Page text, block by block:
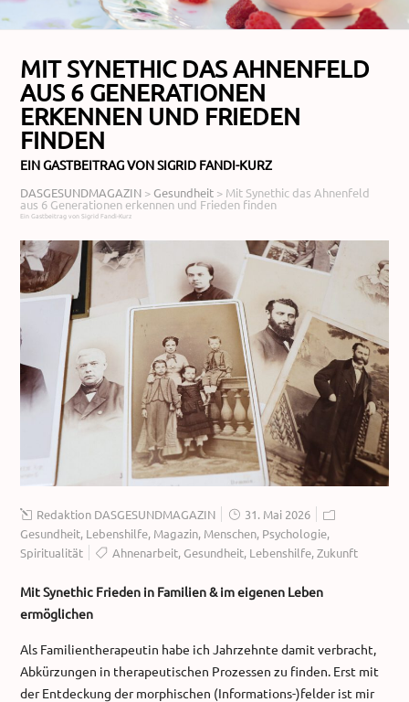
MIT SYNETHIC DAS AHNENFELD
AUS 6 GENERATIONEN
ERKENNEN UND FRIEDEN
FINDEN
EIN GASTBEITRAG VON SIGRID FANDI-KURZ
DASGESUNDMAGAZIN >Gesundheit > Mit Synethic das Ahnenfeld
aus 6 Generationen erkennen und Frieden finden
Ein Gastbeitrag von Sigrid Fandi-Kurz
Redaktion DASGESUNDMAGAZIN
31. Mai 2026
Gesundheit, Lebenshilfe, Magazin, Menschen, Psychologie,
Spiritualität
Ahnenarbeit,Gesundheit, Lebenshilfe,Zukunft
Mit Synethic Frieden in Familien & im eigenen Leben
ermöglichen
Als Familientherapeutin habe ich Jahrzehnte damit verbracht,
Abkürzungen in therapeutischen Prozessen zu finden. Erst mit
der Entdeckung der morphischen (Informations-)felder ist mir